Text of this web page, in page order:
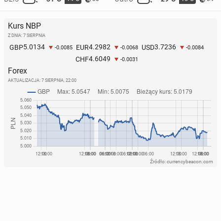
Kurs NBP
Z DNIA: 7 SIERPNIA
GBP5.0134 -0.0085 EUR4.2982 -0.0068 USD3.7236 -0.0084
CHF4.6049 -0.0031
Forex
AKTUALIZACJA: 7 SIERPNIA, 22:00
Źródło: currencybeacon.com